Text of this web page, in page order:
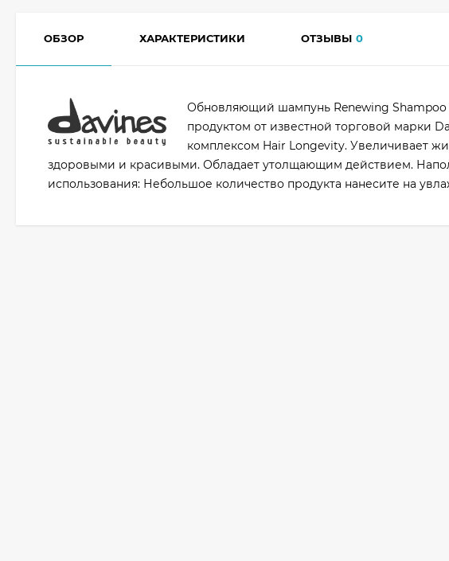
ОБЗОР ХАРАКТЕРИСТИКИ ОТЗЫВЫ 0
Обновляющий шампунь Renewing
продуктом от известной торговой марки
комплексом Hair Longevity. Увеличивает
здоровыми и красивыми. Обладает утолщающим действием.
использования: Небольшое количество продукта нанесите на